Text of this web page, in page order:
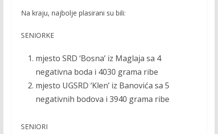
Na kraju, najbolje plasirani su bili:
SENIORKE
mjesto SRD ‘Bosna’ iz Maglaja sa 4
negativna boda i 4030 grama ribe
mjesto UGSRD ‘Klen’ iz Banovića sa 5
negativnih bodova i 3940 grama ribe
SENIORI